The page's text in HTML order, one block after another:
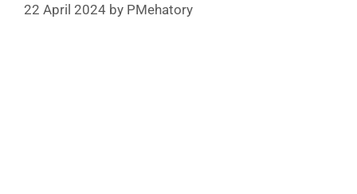
22 April 2024 by PMehatory